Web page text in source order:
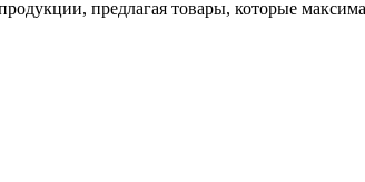
предлагая товары, которые